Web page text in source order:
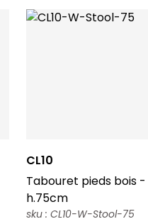
CL10
Tabouret pieds bois -
h.75cm
sku : CL10-W-Stool-75